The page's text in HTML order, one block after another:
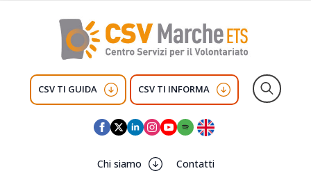
CSV TI GUIDA CSV TI INFORMA
Chi siamo Contatti